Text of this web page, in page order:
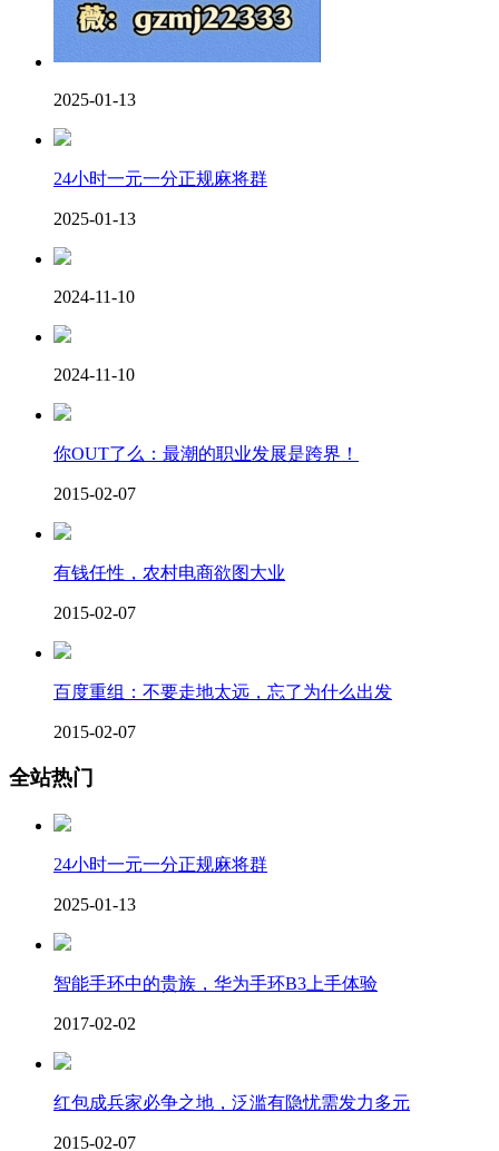
2025-01-13
24小时一元一分正规麻将群
2025-01-13
2024-11-10
2024-11-10
你OUT了么：最潮的职业发展是跨界！
2015-02-07
有钱任性，农村电商欲图大业
2015-02-07
百度重组：不要走地太远，忘了为什么出发
2015-02-07
全站热门
24小时一元一分正规麻将群
2025-01-13
智能手环中的贵族，华为手环B3上手体验
2017-02-02
红包成兵家必争之地，泛滥有隐忧需发力多元
2015-02-07